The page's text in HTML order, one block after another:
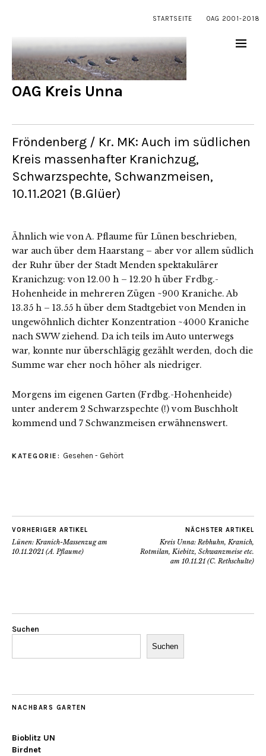
STARTSEITE OAG 2001-2018
OAG Kreis Unna
Fröndenberg / Kr. MK: Auch im südlichen
Kreis massenhafter Kranichzug,
Schwarzspechte, Schwanzmeisen,
10.11.2021 (B.Glüer)
Ähnlich wie von A. Pflaume für Lünen beschrieben,
war auch über dem Haarstang – aber vor allem südlich
der Ruhr über der Stadt Menden spektakulärer
Kranichzug: von 12.00 h – 12.20 h über Frdbg.-
Hohenheide in mehreren Zügen ~900 Kraniche. Ab
13.35 h – 13.55 h über dem Stadtgebiet von Menden in
ungewöhnlich dichter Konzentration ~4000 Kraniche
nach SWW ziehend. Da ich teils im Auto unterwegs
war, konnte nur überschlägig gezählt werden, doch die
Summe war eher noch höher als niedriger.
Morgens im eigenen Garten (Frdbg.-Hohenheide)
unter anderem 2 Schwarzspechte (!) vom Buschholt
kommend und 7 Schwanzmeisen erwähnenswert.
KATEGORIE: Gesehen - Gehört
VORHERIGER ARTIKEL
Lünen: Kranich-Massenzug am
10.11.2021 (A. Pflaume)
NÄCHSTER ARTIKEL
Kreis Unna: Rebhuhn, Kranich,
Rotmilan, Kiebitz, Schwanzmeise etc.
am 10.11.21 (C. Rethschulte)
Suchen
Suchen
NACHBARS GARTEN
Bioblitz UN
Birdnet